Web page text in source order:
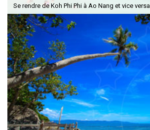
Se rendre de Koh Phi Phi à Ao Nang et vice versa